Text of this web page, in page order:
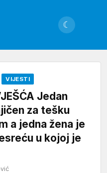
☾
VIJESTI
Jedan
za tešku
a jedna žena je
u kojoj je